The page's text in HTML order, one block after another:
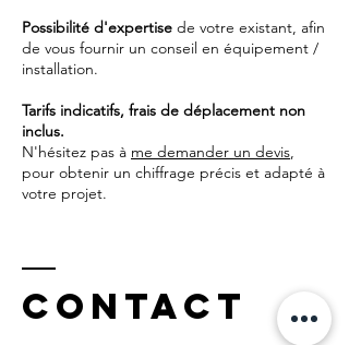
Possibilité d'expertise de votre existant, afin
de vous fournir un conseil en équipement /
installation.
Tarifs indicatifs, frais de déplacement non
inclus.
N'hésitez pas à me demander un devis,
pour obtenir un chiffrage précis et adapté à
votre projet.
Contact